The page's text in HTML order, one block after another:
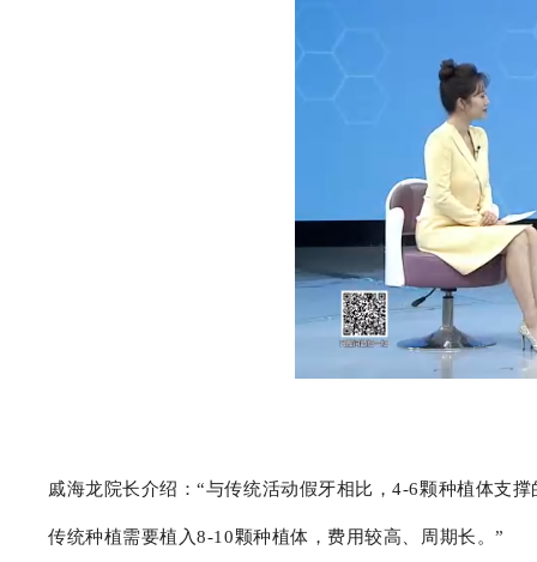
戚海龙院长介绍：“与传统活动假牙相比，4-6颗种植体支
传统种植需要植入8-10颗种植体，费用较高、周期长。”